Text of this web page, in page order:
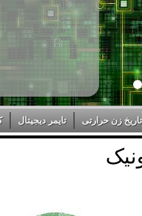
ریزی - سرعت بالا - نمایش
عدد شمارش شده و عدد انتخابی
تاریخ زن حرارتی تایمر دیجیتال